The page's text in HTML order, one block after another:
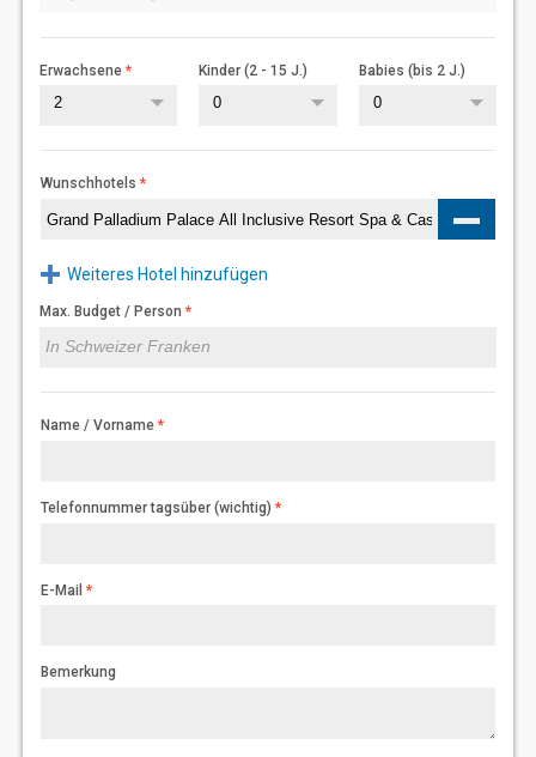
Erwachsene
2
Kinder (2 - 15 J.)
0
Babies (bis 2 J.)
0
Wunschhotels
Weiteres Hotel hinzufügen
Max. Budget / Person
Name / Vorname
Telefonnummer tagsüber (wichtig)
E-Mail
Bemerkung